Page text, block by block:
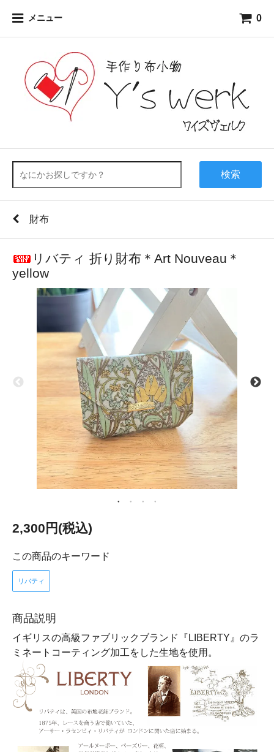
メニュー 0
検索
財布
リバティ 折り財布＊Art Nouveau＊
yellow
2,300円(税込)
この商品のキーワード
リバティ
商品説明
イギリスの高級ファブリックブランド『LIBERTY』のラ
ミネートコーティング加工をした生地を使用。